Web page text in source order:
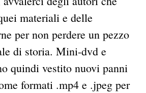
materiali e delle
per non perdere un pezzo
di storia. Mini-dvd e
quindi vestito nuovi panni
formati .mp4 e .jpeg per